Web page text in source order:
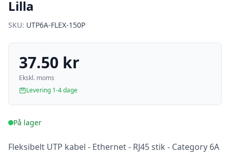
Lilla
SKU: UTP6A-FLEX-150P
37.50 kr
Ekskl. moms
Levering 1-4 dage
På lager
Fleksibelt UTP kabel - Ethernet - RJ45 stik - Category 6A